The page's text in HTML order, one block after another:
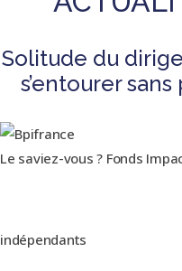
Solitude du
s’entourer
Le saviez-vous ? Fonds
indépendants